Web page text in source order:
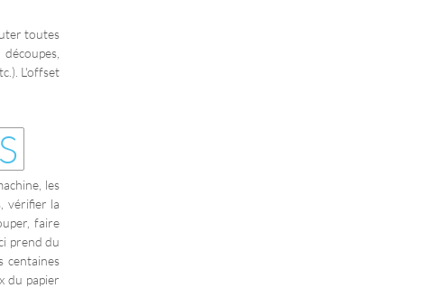
toutes
L'offset
les
vérifier la
faire
prend du
centaines
du papier